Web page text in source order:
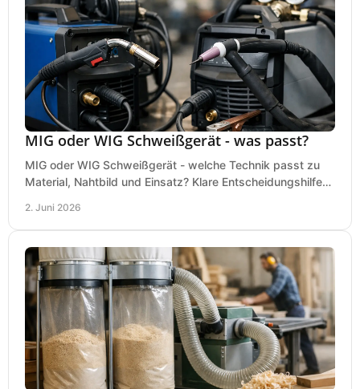
MIG oder WIG Schweißgerät - was passt?
MIG oder WIG Schweißgerät - welche Technik passt zu
Material, Nahtbild und Einsatz? Klare Entscheidungshilfe
2. Juni 2026